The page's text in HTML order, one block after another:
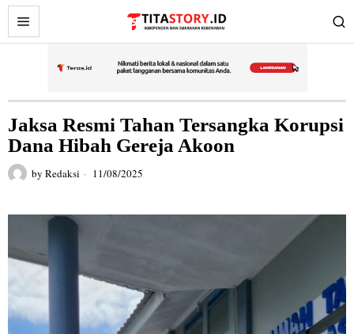
Jaksa Resmi Tahan Tersangka Korupsi
Dana Hibah Gereja Akoon
by Redaksi 11/08/2025